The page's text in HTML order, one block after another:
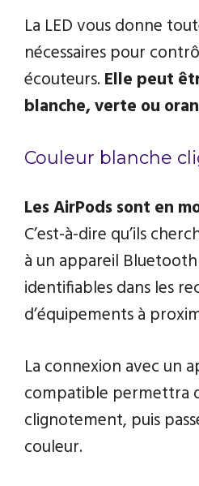
La LED vous donne
nécessaires pour
écouteurs.Elle peut
blanche, verte ou
Couleur blanche
Les AirPods sont en
C’est-à-dire qu’ils
à un appareil
identifiables dans les
d’équipements à
La connexion avec un
compatible permettra
clignotement, puis
couleur.